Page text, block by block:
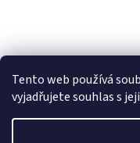
Tento web používá
vyjadřujete souhlas s